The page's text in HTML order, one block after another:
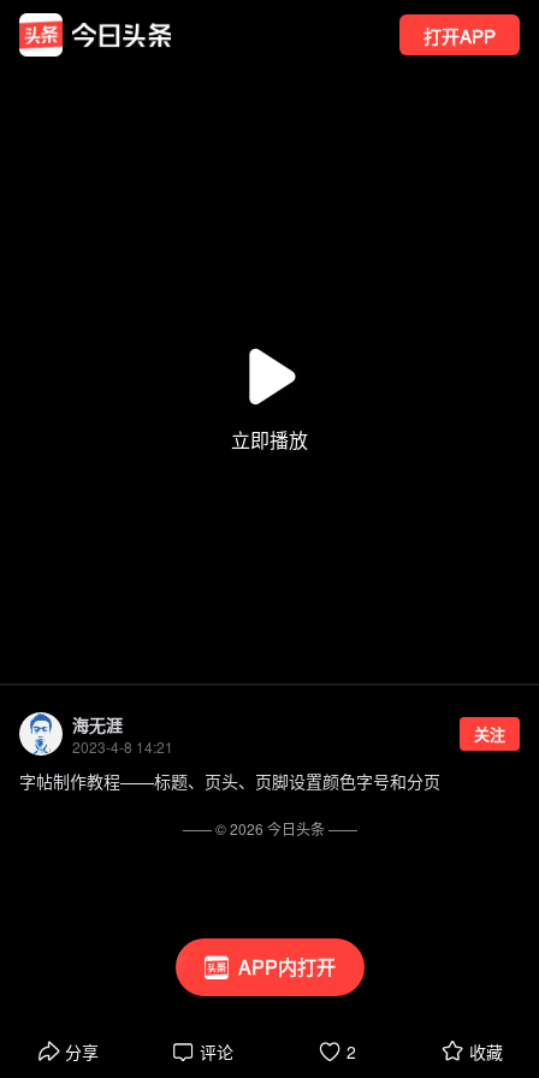
打开APP
APP内打开
海无涯
2023-4-8 14:21
关注
字帖制作教程——标题、页头、页脚设置颜色字号和分页
分享 评论 2 收藏
—— ©2026 今日头条——